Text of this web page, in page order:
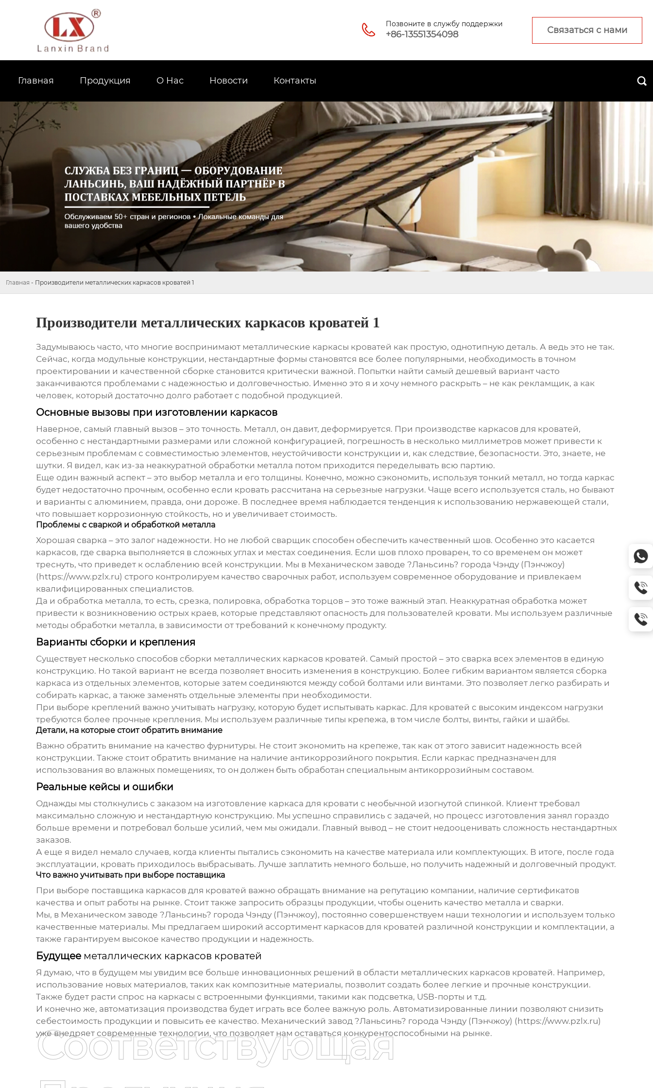
 Позвоните в службу поддержки
+86-13551354098 Связаться с нами
Главная Продукция О Hас Новости Контакты 
Главная - Производители металлических каркасов кроватей 1
Производители металлических каркасов кроватей 1
Задумываюсь часто, что многие воспринимают металлические каркасы кроватей как простую, однотипную деталь. А ведь это не так.
Сейчас, когда модульные конструкции, нестандартные формы становятся все более популярными, необходимость в точном
проектировании и качественной сборке становится критически важной. Попытки найти самый дешевый вариант часто
заканчиваются проблемами с надежностью и долговечностью. Именно это я и хочу немного раскрыть – не как рекламщик, а как
человек, который достаточно долго работает с подобной продукцией.
Основные вызовы при изготовлении каркасов
Наверное, самый главный вызов – это точность. Металл, он давит, деформируется. При производстве каркасов для кроватей,
особенно с нестандартными размерами или сложной конфигурацией, погрешность в несколько миллиметров может привести к
серьезным проблемам с совместимостью элементов, неустойчивости конструкции и, как следствие, безопасности. Это, знаете, не
шутки. Я видел, как из-за неаккуратной обработки металла потом приходится переделывать всю партию.
Еще один важный аспект – это выбор металла и его толщины. Конечно, можно сэкономить, используя тонкий металл, но тогда каркас
будет недостаточно прочным, особенно если кровать рассчитана на серьезные нагрузки. Чаще всего используется сталь, но бывают
и варианты с алюминием, правда, они дороже. В последнее время наблюдается тенденция к использованию нержавеющей стали,
что повышает коррозионную стойкость, но и увеличивает стоимость.
Проблемы с сваркой и обработкой металла
Хорошая сварка – это залог надежности. Но не любой сварщик способен обеспечить качественный шов. Особенно это касается
каркасов, где сварка выполняется в сложных углах и местах соединения. Если шов плохо проварен, то со временем он может
треснуть, что приведет к ослаблению всей конструкции. Мы в Механическом заводе ?Ланьсинь? города Чэнду (Пэнчжоу)
(https://www.pzlx.ru) строго контролируем качество сварочных работ, используем современное оборудование и привлекаем
квалифицированных специалистов.
Да и обработка металла, то есть, срезка, полировка, обработка торцов – это тоже важный этап. Неаккуратная обработка может
привести к возникновению острых краев, которые представляют опасность для пользователей кровати. Мы используем различные
методы обработки металла, в зависимости от требований к конечному продукту.
Варианты сборки и крепления
Существует несколько способов сборки металлических каркасов кроватей. Самый простой – это сварка всех элементов в единую
конструкцию. Но такой вариант не всегда позволяет вносить изменения в конструкцию. Более гибким вариантом является сборка
каркаса из отдельных элементов, которые затем соединяются между собой болтами или винтами. Это позволяет легко разбирать и
собирать каркас, а также заменять отдельные элементы при необходимости.
При выборе креплений важно учитывать нагрузку, которую будет испытывать каркас. Для кроватей с высоким индексом нагрузки
требуются более прочные крепления. Мы используем различные типы крепежа, в том числе болты, винты, гайки и шайбы.
Детали, на которые стоит обратить внимание
Важно обратить внимание на качество фурнитуры. Не стоит экономить на крепеже, так как от этого зависит надежность всей
конструкции. Также стоит обратить внимание на наличие антикоррозийного покрытия. Если каркас предназначен для
использования во влажных помещениях, то он должен быть обработан специальным антикоррозийным составом.
Реальные кейсы и ошибки
Однажды мы столкнулись с заказом на изготовление каркаса для кровати с необычной изогнутой спинкой. Клиент требовал
максимально сложную и нестандартную конструкцию. Мы успешно справились с задачей, но процесс изготовления занял гораздо
больше времени и потребовал больше усилий, чем мы ожидали. Главный вывод – не стоит недооценивать сложность нестандартных
заказов.
А еще я видел немало случаев, когда клиенты пытались сэкономить на качестве материала или комплектующих. В итоге, после года
эксплуатации, кровать приходилось выбрасывать. Лучше заплатить немного больше, но получить надежный и долговечный продукт.
Что важно учитывать при выборе поставщика
При выборе поставщика каркасов для кроватей важно обращать внимание на репутацию компании, наличие сертификатов
качества и опыт работы на рынке. Стоит также запросить образцы продукции, чтобы оценить качество металла и сварки.
Мы, в Механическом заводе ?Ланьсинь? города Чэнду (Пэнчжоу), постоянно совершенствуем наши технологии и используем только
качественные материалы. Мы предлагаем широкий ассортимент каркасов для кроватей различной конструкции и комплектации, а
также гарантируем высокое качество продукции и надежность.
Будущее металлических каркасов кроватей
Я думаю, что в будущем мы увидим все больше инновационных решений в области металлических каркасов кроватей. Например,
использование новых материалов, таких как композитные материалы, позволит создать более легкие и прочные конструкции.
Также будет расти спрос на каркасы с встроенными функциями, такими как подсветка, USB-порты и т.д.
И конечно же, автоматизация производства будет играть все более важную роль. Автоматизированные линии позволяют снизить
себестоимость продукции и повысить ее качество. Механический завод ?Ланьсинь? города Чэнду (Пэнчжоу) (https://www.pzlx.ru)
уже внедряет современные технологии, что позволяет нам оставаться конкурентоспособными на рынке.
Соответствующая